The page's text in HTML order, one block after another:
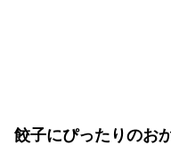
餃子にぴったりのお